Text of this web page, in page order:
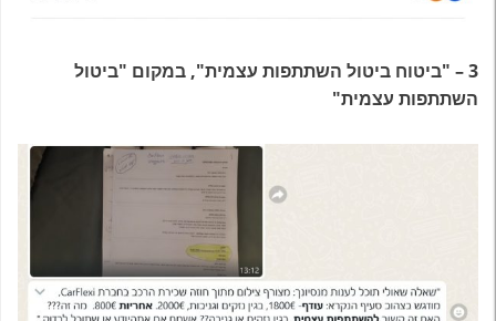
3 – "ביטוח ביטול השתתפות עצמית", במקום "ביטול
השתתפות עצמית"